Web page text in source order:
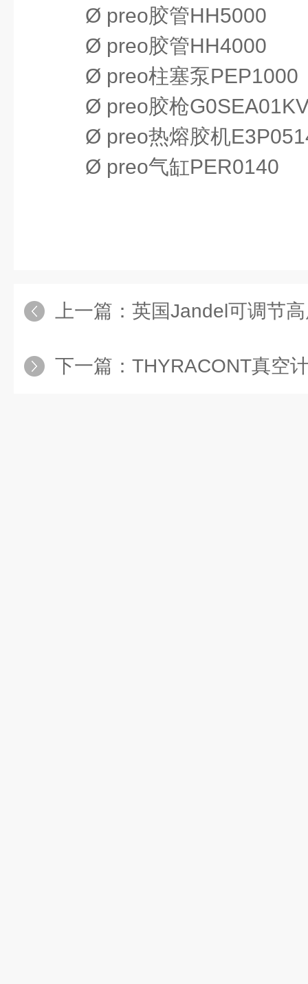
Ø preo胶管HH5000
Ø preo胶管HH4000
Ø preo柱塞泵PEP1000
Ø preo胶枪
Ø preo热熔胶机
Ø preo气缸PER0140
上一篇： 英国Jandel可调节高
下一篇： THYRACONT真空计是一款